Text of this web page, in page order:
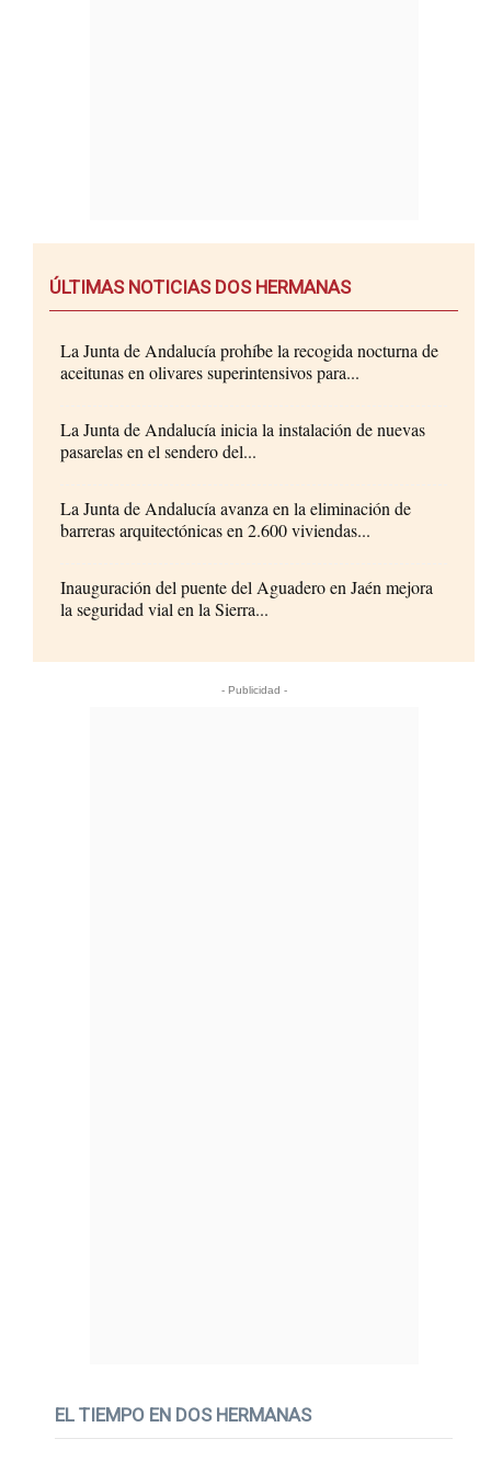
ÚLTIMAS NOTICIAS DOS HERMANAS
La Junta de Andalucía prohíbe la recogida nocturna de
aceitunas en olivares superintensivos para...
La Junta de Andalucía inicia la instalación de nuevas
pasarelas en el sendero del...
La Junta de Andalucía avanza en la eliminación de
barreras arquitectónicas en 2.600 viviendas...
Inauguración del puente del Aguadero en Jaén mejora
la seguridad vial en la Sierra...
- Publicidad -
EL TIEMPO EN DOS HERMANAS